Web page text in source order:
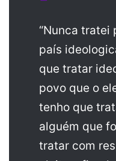
“Nunca tratei
país
que tratar
povo que o
tenho que
alguém que
tratar com